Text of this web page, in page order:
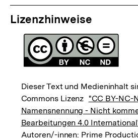
Lizenzhinweise
Dieser Text und Medieninhalt
Commons Lizenz "CC BY-NC-
Namensnennung - Nicht
Bearbeitungen 4.0
Autoren/-innen: Prime